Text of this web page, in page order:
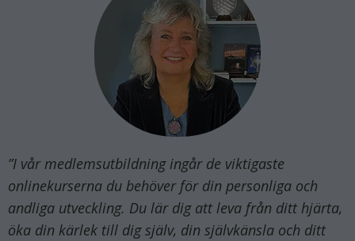
”I vår medlemsutbildning ingår de viktigaste
onlinekurserna du behöver för din personliga och
andliga utveckling. Du lär dig att leva från ditt hjärta,
öka din kärlek till dig själv, din självkänsla och ditt